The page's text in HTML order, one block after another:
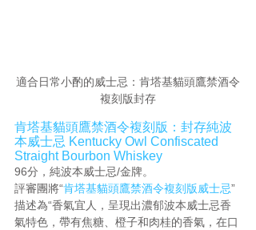
適合日常小酌的威士忌：肯塔基貓頭鷹禁酒令
複刻版封存
肯塔基貓頭鷹禁酒令複刻版：封存純波
本威士忌 Kentucky Owl Confiscated
Straight Bourbon Whiskey
96分，純波本威士忌/金牌。
評審團將“肯塔基貓頭鷹禁酒令複刻版威士忌”
描述為“香氣宜人，呈現出濃郁波本威士忌香
氣特色，帶有焦糖、橙子和肉桂的香氣，在口